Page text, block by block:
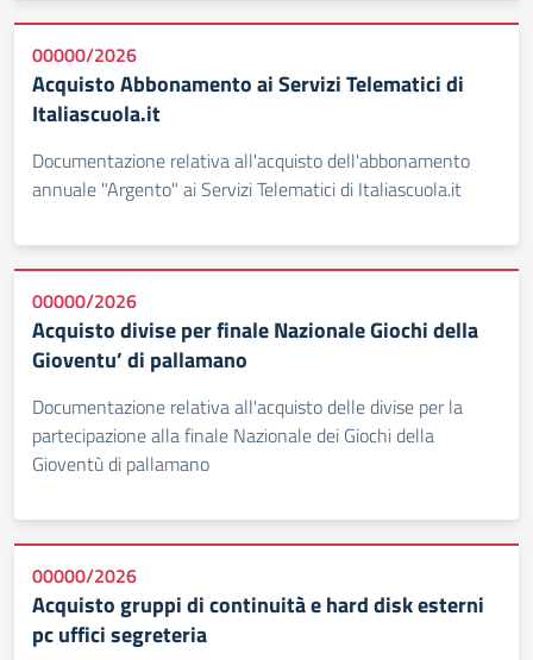
00000/2026
Acquisto Abbonamento ai Servizi Telematici di
Italiascuola.it
Documentazione relativa all'acquisto dell'abbonamento
annuale "Argento" ai Servizi Telematici di Italiascuola.it
00000/2026
Acquisto divise per finale Nazionale Giochi della
Gioventu’ di pallamano
Documentazione relativa all'acquisto delle divise per la
partecipazione alla finale Nazionale dei Giochi della
Gioventù di pallamano
00000/2026
Acquisto gruppi di continuità e hard disk esterni
pc uffici segreteria